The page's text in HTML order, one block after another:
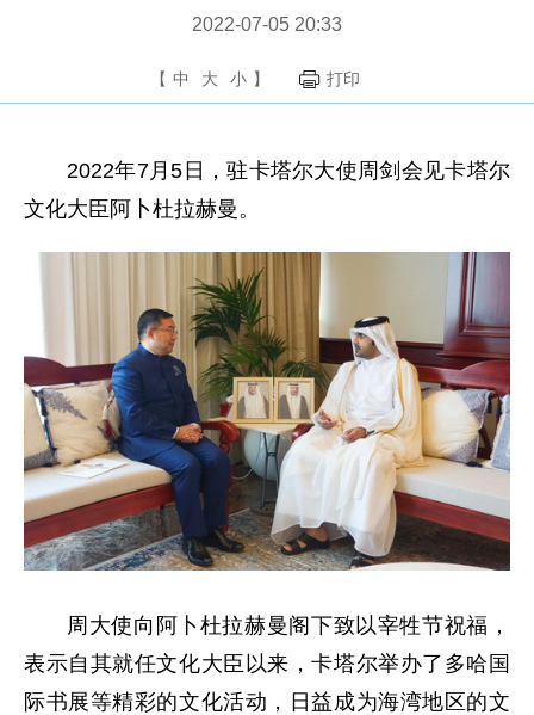
2022-07-05 20:33
【 中 大 小 】 打印
2022年7月5日，驻卡塔尔大使周剑会见卡塔尔
文化大臣阿卜杜拉赫曼。
周大使向阿卜杜拉赫曼阁下致以宰牲节祝福，
表示自其就任文化大臣以来，卡塔尔举办了多哈国
际书展等精彩的文化活动，日益成为海湾地区的文